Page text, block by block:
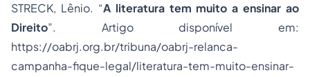
STRECK, Lênio. “A literatura tem muito a ensinar ao
Direito”. Artigo disponível em:
https://oabrj.org.br/tribuna/oabrj-relanca-
campanha-fique-legal/literatura-tem-muito-ensinar-